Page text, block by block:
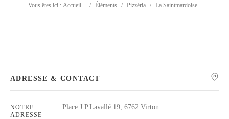
Catégorie
Vous êtes ici : Accueil / Éléments / Pizzéria / La Saintmardoise
ADRESSE & CONTACT
NOTRE
ADRESSE
Place J.P.Lavallé 19, 6762 Virton